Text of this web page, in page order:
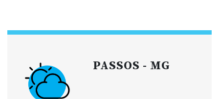
PASSOS - MG